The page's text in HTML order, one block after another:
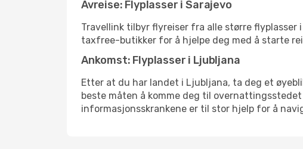
Avreise: Flyplasser i Sarajevo
Travellink tilbyr flyreiser fra alle større
taxfree-butikker for å hjelpe deg med å starte
Ankomst: Flyplasser i Ljubljana
Etter at du har landet i Ljubljana, ta deg et
beste måten å komme deg til
informasjonsskrankene er til stor hjelp for å